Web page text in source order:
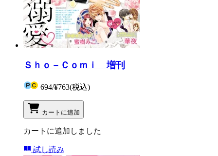
Ｓｈｏ－Ｃｏｍｉ 増刊
694/¥763(税込)
カートに追加
カートに追加しました
試し読み